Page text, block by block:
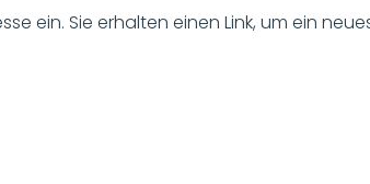
ein. Sie erhalten einen Link, um ein